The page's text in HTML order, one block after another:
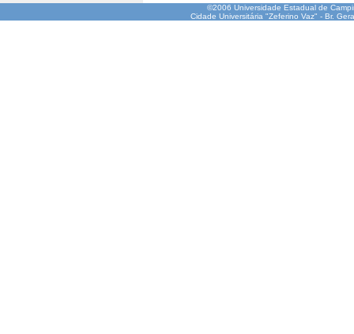
©2006 Universidade Estadual de
Cidade Universitária "Zeferino Vaz" - Br.